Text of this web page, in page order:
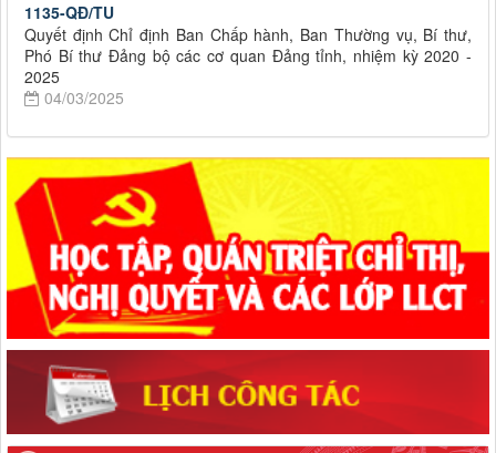
1135-QĐ/TU
Quyết định Chỉ định Ban Chấp hành, Ban Thường vụ, Bí thư,
Phó Bí thư Đảng bộ các cơ quan Đảng tỉnh, nhiệm kỳ 2020 -
2025
04/03/2025